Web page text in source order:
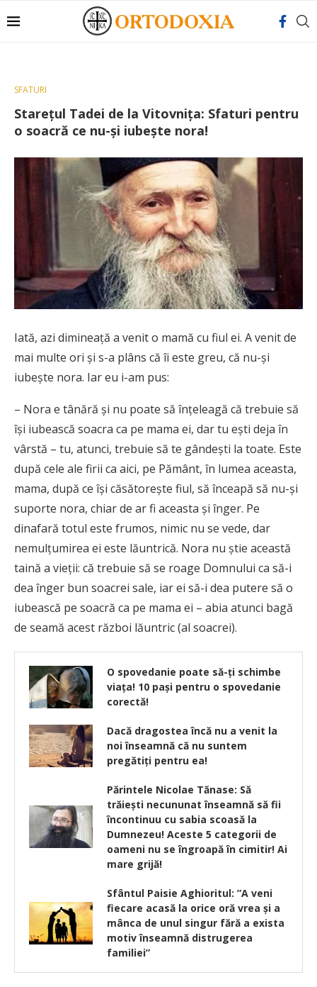
SFATURI
Stareţul Tadei de la Vitovniţa: Sfaturi pentru
o soacră ce nu-și iubește nora!
Iată, azi dimineaţă a venit o mamă cu fiul ei. A venit de
mai multe ori şi s-a plâns că îi este greu, că nu-şi
iubeşte nora. Iar eu i-am pus:
– Nora e tânără şi nu poate să înţeleagă că trebuie să
îşi iubească soacra ca pe mama ei, dar tu eşti deja în
vârstă – tu, atunci, trebuie să te gândeşti la toate. Este
după cele ale firii ca aici, pe Pământ, în lumea aceasta,
mama, după ce îşi căsătoreşte fiul, să înceapă să nu-şi
suporte nora, chiar de ar fi aceasta şi înger. Pe
dinafară totul este frumos, nimic nu se vede, dar
nemulţumirea ei este lăuntrică. Nora nu ştie această
taină a vieţii: că trebuie să se roage Domnului ca să-i
dea înger bun soacrei sale, iar ei să-i dea putere să o
iubească pe soacră ca pe mama ei – abia atunci bagă
de seamă acest război lăuntric (al soacrei).
O spovedanie poate să-ți schimbe
viața! 10 pași pentru o spovedanie
corectă!
Dacă dragostea încă nu a venit la
noi înseamnă că nu suntem
pregătiți pentru ea!
Părintele Nicolae Tănase: Să
trăieşti necununat înseamnă să fii
încontinuu cu sabia scoasă la
Dumnezeu! Aceste 5 categorii de
oameni nu se îngroapă în cimitir! Ai
mare grijă!
Sfântul Paisie Aghioritul: ”A veni
fiecare acasă la orice oră vrea şi a
mânca de unul singur fără a exista
motiv înseamnă distrugerea
familiei”